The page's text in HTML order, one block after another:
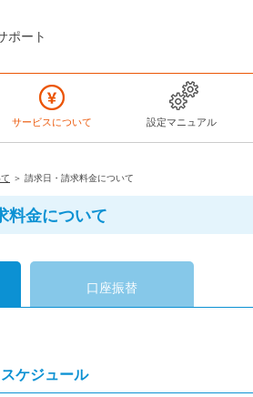
ポート
サービスについて 設定マニュアル
＞ 請求日・請求料金について
料金について
口座振替
ケジュール